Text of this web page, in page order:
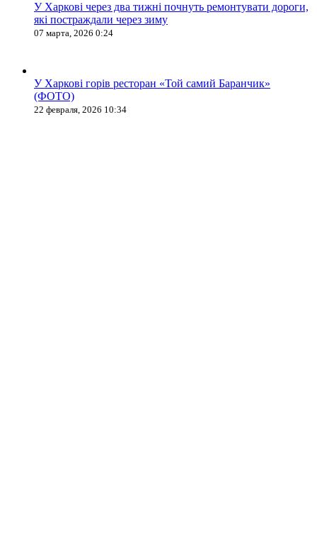
У Харкові через два тижні почнуть ремонтувати дороги,
які постраждали через зиму
07 марта, 2026 0:24
У Харкові горів ресторан «Той самий Баранчик»
(ФОТО)
22 февраля, 2026 10:34